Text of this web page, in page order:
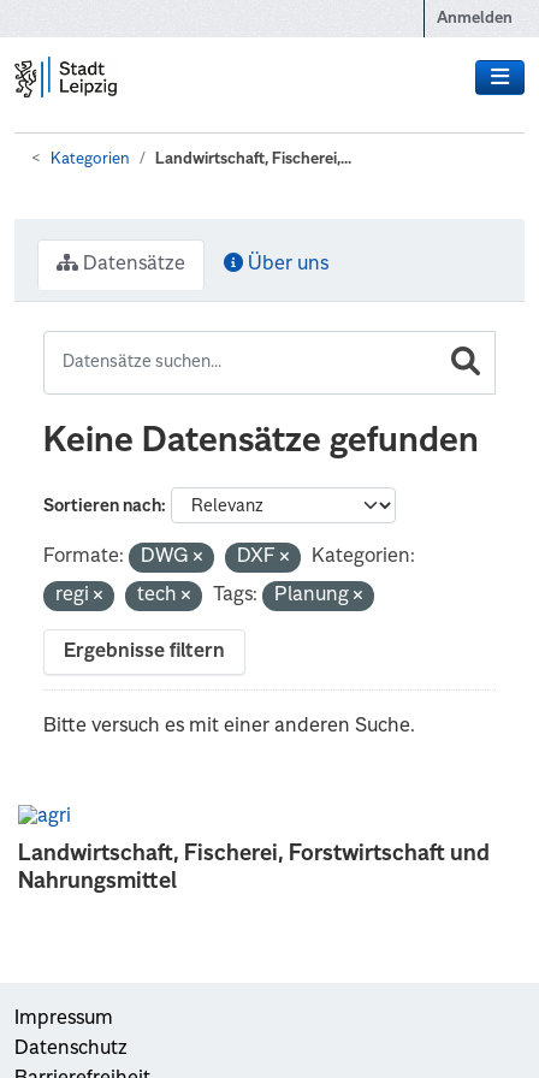
Anmelden
Kategorien Landwirtschaft, Fischerei,...
Landwirtschaft, Fischerei, Forstwirtschaft und
Nahrungsmittel
Datensätze Über uns
Keine Datensätze gefunden
Sortieren nach
Formate: DWG DXF
Kategorien:
regi
tech Tags: Planung
Ergebnisse filtern
Bitte versuch es mit einer anderen Suche.
Impressum
Datenschutz